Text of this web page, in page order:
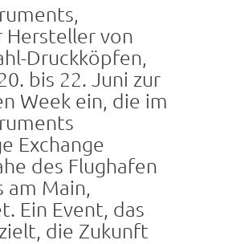
Hersteller von
Druckköpfen,
bis 22. Juni zur
Week ein, die im
Exchange
des Flughafen
am Main,
Ein Event, das
die Zukunft